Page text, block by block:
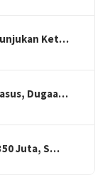
Ket…
Dugaa…
Juta, S…